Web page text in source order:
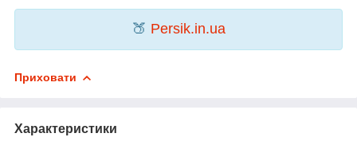
🍑 Persik.in.ua
Приховати
Характеристики